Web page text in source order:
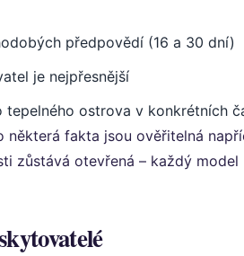
předpovědí (16 a 30 dní)
je nejpřesnější
tepelného ostrova v konkrétních
některá fakta jsou ověřitelná
zůstává otevřená – každý model